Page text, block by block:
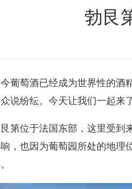
勃艮
葡萄酒已经成为世界性的酒
说纷纭。今天让我们一起来
第位于法国东部，这里受到
，也因为葡萄园所处的地理